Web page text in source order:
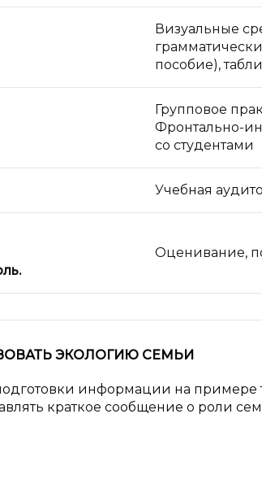
Визуальные
пособие),
Групповое
Фронтально-
со студентами
Учебная
Оценивание,
ЭКОЛОГИЮ СЕМЬИ
информации на примере
краткое сообщение о роли